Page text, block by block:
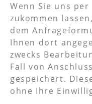
Wenn Sie uns
zukommen
dem
Ihnen dort
zwecks
Fall von
gespeichert.
ohne Ihre